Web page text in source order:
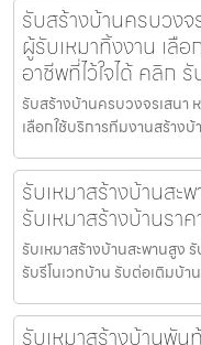
รับสร้างบ้านครบวง
ผู้รับเหมาทิ้งงาน เลื
อาชีพที่ไว้ใจได้ คลิก
รับสร้างบ้านครบวงจรเสน
เลือกใช้บริการทีมงานสร้าง
รับเหมาสร้างบ้านส
รับเหมาสร้างบ้านรา
รับเหมาสร้างบ้านสะพานสูง
รับรีโนเวทบ้าน รับต่อเติมบ้
รับเหมาสร้างบ้านพั